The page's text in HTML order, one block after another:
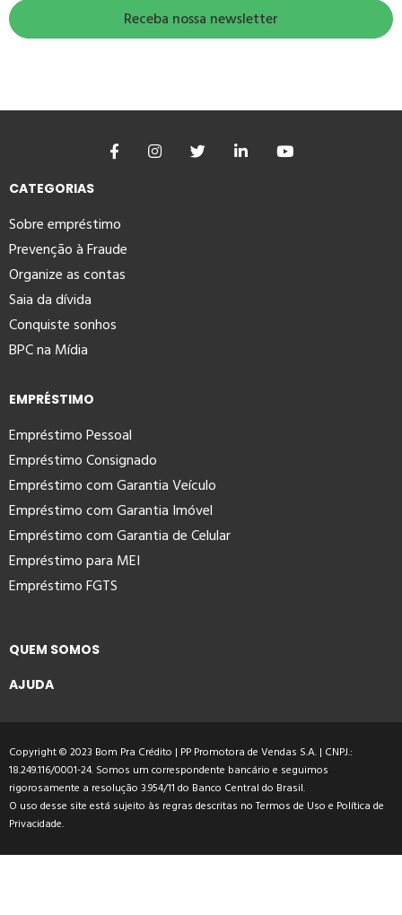
CATEGORIAS
Sobre empréstimo
Prevenção à Fraude
Organize as contas
Saia da dívida
Conquiste sonhos
BPC na Mídia
EMPRÉSTIMO
Empréstimo Pessoal
Empréstimo Consignado
Empréstimo com Garantia Veículo
Empréstimo com Garantia Imóvel
Empréstimo com Garantia de Celular
Empréstimo para MEI
Empréstimo FGTS
QUEM SOMOS
AJUDA
Copyright © 2023 Bom Pra Crédito | PP Promotora de Vendas S.A. | CNPJ.:
18.249.116/0001-24. Somos um correspondente bancário e seguimos
rigorosamente a resolução 3.954/11 do Banco Central do Brasil.
O uso desse site está sujeito às regras descritas noTermos de Uso e Política de
Privacidade.